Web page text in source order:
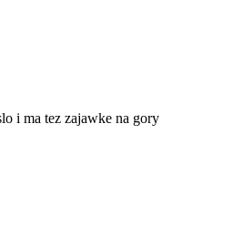
i ma tez zajawke na gory